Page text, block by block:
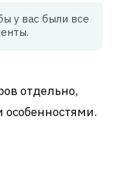
у вас были все
отдельно,